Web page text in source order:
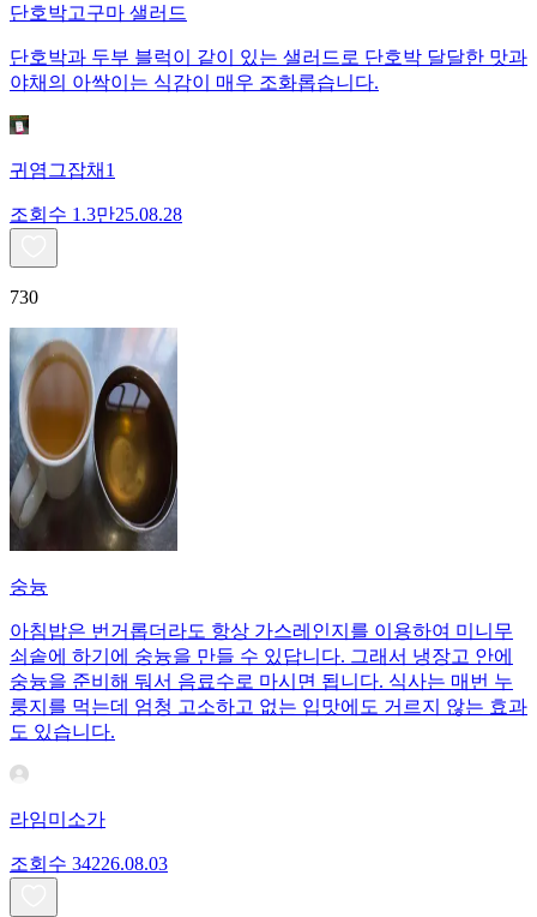
단호박고구마 샐러드
단호박과 두부 블럭이 같이 있는 샐러드로 단호박 달달한 맛과
야채의 아싹이는 식감이 매우 조화롭습니다.
귀염그잡채1
조회수 1.3만25.08.28
730
숭늉
아침밥은 번거롭더라도 항상 가스레인지를 이용하여 미니무
쇠솥에 하기에 숭늉을 만들 수 있답니다. 그래서 냉장고 안에
숭늉을 준비해 둬서 음료수로 마시면 됩니다. 식사는 매번 누
룽지를 먹는데 엄청 고소하고 없는 입맛에도 거르지 않는 효과
도 있습니다.
라임미소가
조회수 34226.08.03